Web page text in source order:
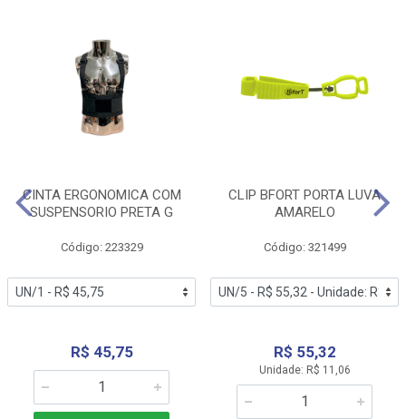
CINTA ERGONOMICA COM
SUSPENSORIO PRETA G
Código: 223329
R$ 45,75
CLIP BFORT PORTA LUVA
AMARELO
Código: 321499
R$ 55,32
Unidade: R$ 11,06